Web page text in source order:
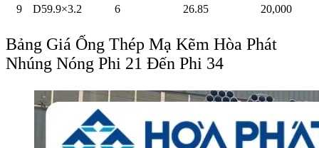
9
D59.9×3.2 6 26.85 20,000
Bảng Giá Ống Thép Mạ Kẽm Hòa Phát
Nhúng Nóng Phi 21 Đến Phi 34